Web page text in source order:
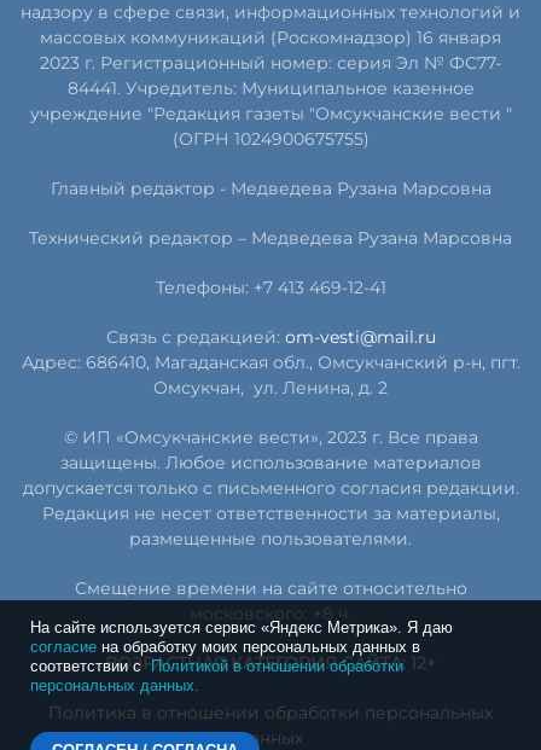
На сайте используется сервис «Яндекс Метрика». Я даю
согласие на обработку моих персональных данных в
соответствии сПолитикой в отношении обработки
персональных данных.
надзору в сфере связи, информационных технологий и
массовых коммуникаций (Роскомнадзор) 16 января
2023 г. Регистрационный номер: серия Эл № ФС77-
84441. Учредитель: Муниципальное казенное
учреждение "Редакция газеты "Омсукчанские вести "
(ОГРН 1024900675755)
Главный редактор - Медведева Рузана Марсовна
Технический редактор – Медведева Рузана Марсовна
Телефоны: +7 413 469-12-41
Связь с редакцией: om-vesti@mail.ru
Адрес: 686410, Магаданская обл., Омсукчанский р-н, пгт.
Омсукчан, ул. Ленина, д. 2
© ИП «Омсукчанские вести», 2023 г. Все права
защищены. Любое использование материалов
допускается только с письменного согласия редакции.
Редакция не несет ответственности за материалы,
размещенные пользователями.
Смещение времени на сайте относительно
московского: +8 ч.
ВОЗРАСТНАЯ КАТЕГОРИЯ САЙТА: 12+
Политика в отношении обработки персональных
данных